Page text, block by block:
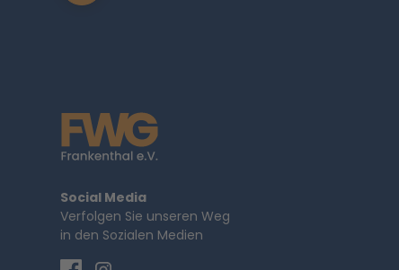
Social Media
Verfolgen Sie unseren Weg
in den Sozialen Medien